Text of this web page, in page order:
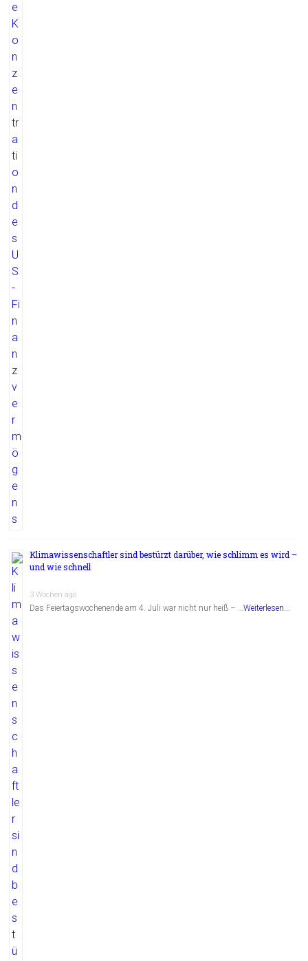
Klimawissenschaftler sind bestürzt darüber, wie schlimm es wird –
und wie schnell
3 Wochen ago
Das Feiertagswochenende am 4. Juli war nicht nur heiß – …Weiterlesen...